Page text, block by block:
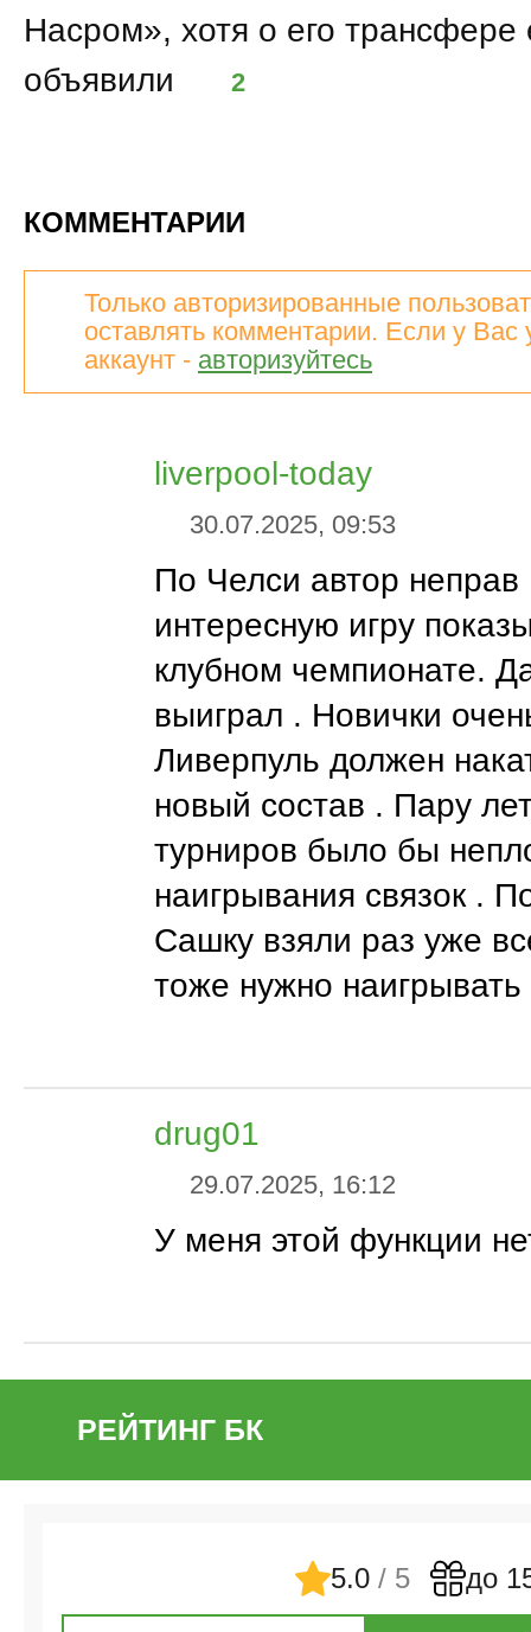
Насром», хотя о его
объявили
2
КОММЕНТАРИИ
Только авторизированные
оставлять комментарии. Если у Вас
аккаунт - авторизуйтесь
liverpool-today
30.07.2025, 09:53
По Челси автор
интересную игру
клубном чемпионате.
выиграл . Новички
Ливерпуль должен
новый состав . Пару
турниров было бы
наигрывания связок .
Сашку взяли раз уже
тоже нужно наигрывать
drug01
29.07.2025, 16:12
У меня этой функции
РЕЙТИНГ БК
5.0 / 5 до